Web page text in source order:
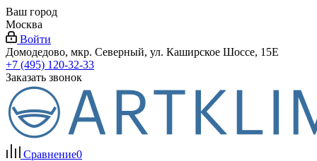
Ваш город
Москва
Войти
Домодедово, мкр. Северный, ул. Каширское Шоссе, 15Е
+7 (495) 120-32-33
Заказать звонок
Сравнение0